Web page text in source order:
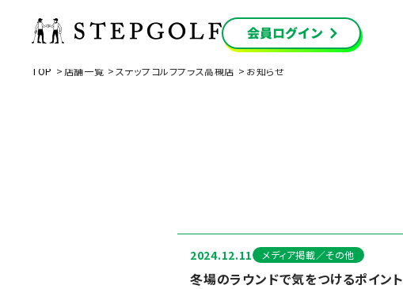
TOP 店舗一覧 ステップゴルフプラス高槻店 お知らせ
2024.12.11 メディア掲載／その他
冬場のラウンドで気をつけるポイント